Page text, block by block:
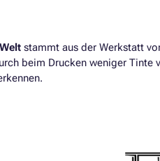
stammt aus der Werkstatt
beim Drucken weniger